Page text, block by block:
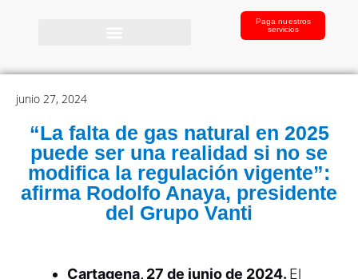
Paga nuestros
servicios
junio 27, 2024
“La falta de gas natural en 2025
puede ser una realidad si no se
modifica la regulación vigente”:
afirma Rodolfo Anaya, presidente
del Grupo Vanti
Cartagena, 27 de junio de 2024. El